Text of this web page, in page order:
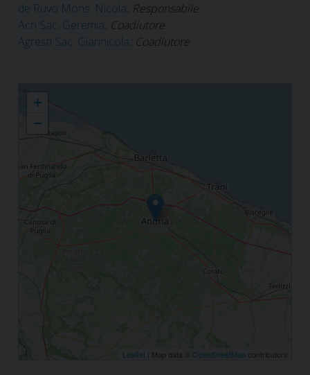
de Ruvo Mons. Nicola : Responsabile
Acri Sac. Geremia : Coadiutore
Agresti Sac. Giannicola : Coadiutore
Ufficio legati - Cassa diocesana
+
−
Leaflet | Map data © OpenStreetMap contributors